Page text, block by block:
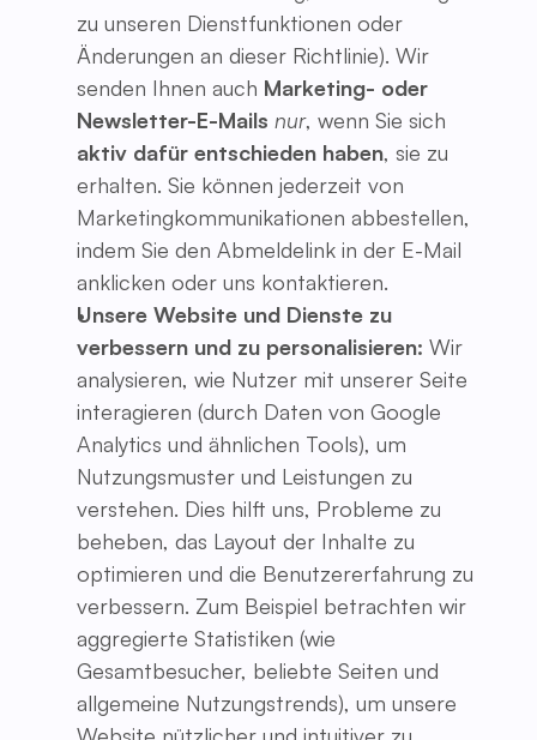
zu unseren Dienstfunktionen oder
Änderungen an dieser Richtlinie). Wir
senden Ihnen auch Marketing- oder
Newsletter-E-Mails nur, wenn Sie sich
aktiv dafür entschieden haben, sie zu
erhalten. Sie können jederzeit von
Marketingkommunikationen abbestellen,
indem Sie den Abmeldelink in der E-Mail
anklicken oder uns kontaktieren.
Unsere Website und Dienste zu
verbessern und zu personalisieren: Wir
analysieren, wie Nutzer mit unserer Seite
interagieren (durch Daten von Google
Analytics und ähnlichen Tools), um
Nutzungsmuster und Leistungen zu
verstehen. Dies hilft uns, Probleme zu
beheben, das Layout der Inhalte zu
optimieren und die Benutzererfahrung zu
verbessern. Zum Beispiel betrachten wir
aggregierte Statistiken (wie
Gesamtbesucher, beliebte Seiten und
allgemeine Nutzungstrends), um unsere